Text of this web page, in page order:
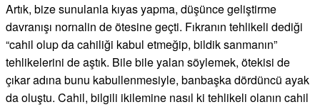
Artık, bize sunulanla kıyas yapma, düşünce geliştirme
davranışı nornalin de ötesine geçti. Fıkranın tehlikeli dediği
“cahil olup da cahiliği kabul etmeğip, bildik sanmanın”
tehlikelerini de aştık. Bile bile yalan söylemek, ötekisi de
çıkar adına bunu kabullenmesiyle, banbaşka dördüncü ayak
da oluştu. Cahil, bilgili ikilemine nasıl ki tehlikeli olanın cahil